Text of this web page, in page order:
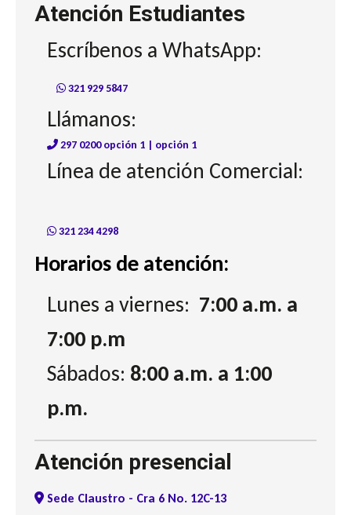
Atención Estudiantes
Escríbenos a WhatsApp:
321 929 5847
Llámanos:
297 0200 opción 1 | opción 1
Línea de atención Comercial:
321 234 4298
Horarios de atención:
Lunes a viernes: 7:00 a.m. a
7:00 p.m
Sábados: 8:00 a.m. a 1:00
p.m.
Atención presencial
Sede Claustro - Cra 6 No. 12C-13